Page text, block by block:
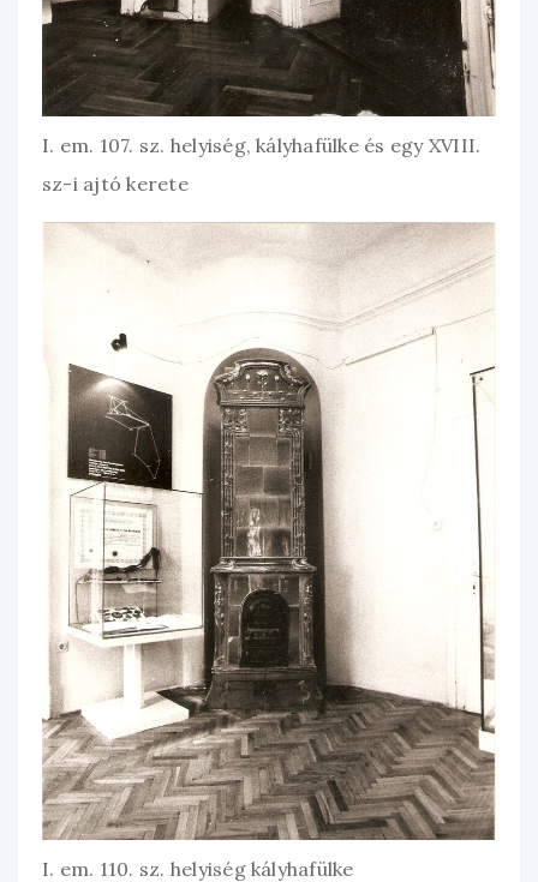
I. em. 107. sz. helyiség, kályhafülke és egy XVIII.
sz-i ajtó kerete
I. em. 110. sz. helyiség kályhafülke